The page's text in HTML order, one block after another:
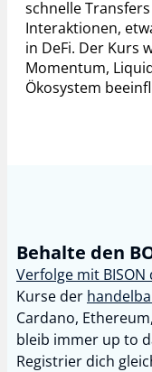
schnelle
Interaktionen,
in DeFi. Der Kurs
Momentum,
Ökosystem
Verfolge mit BISON
Kurse der
Cardano,
bleib immer up to
Registrier dich
Behalte den